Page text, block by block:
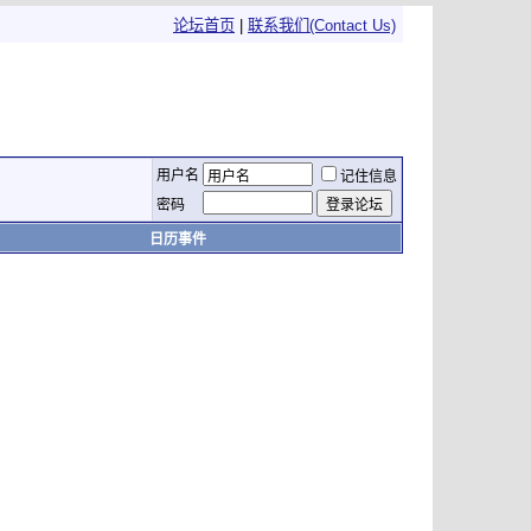
论坛首页 联系我们(Contact Us)
用户名
记住信息
密码
日历事件